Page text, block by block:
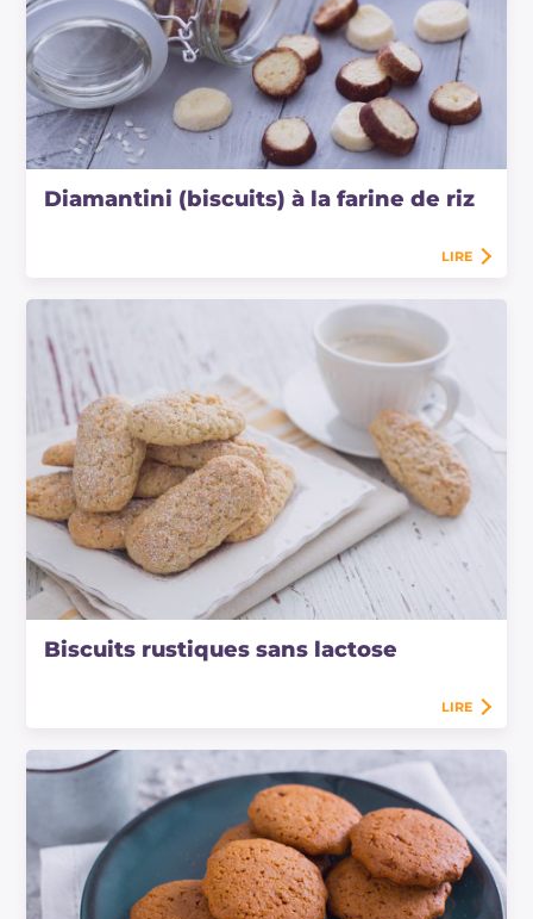
Diamantini (biscuits) à la farine de riz
LIRE
Biscuits rustiques sans lactose
LIRE